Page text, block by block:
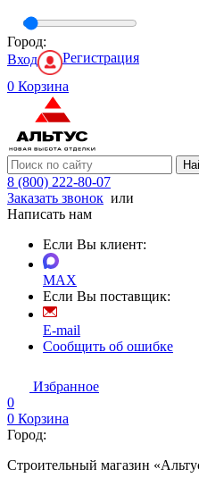
Город:
Вход
Регистрация
0 Корзина
8 (800) 222-80-07
Заказать звонок или
Написать нам
Если Вы клиент:
MAX
Если Вы поставщик:
E-mail
Сообщить об ошибке
Избранное
0
0 Корзина
Город:
Строительный магазин